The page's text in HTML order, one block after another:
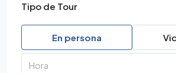
Tipo de Tour
En persona
Hora